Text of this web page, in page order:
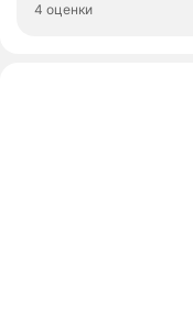
4 оценки